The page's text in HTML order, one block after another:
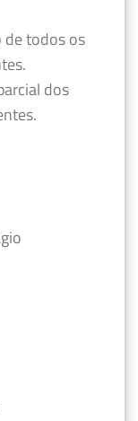
de todos os
dos